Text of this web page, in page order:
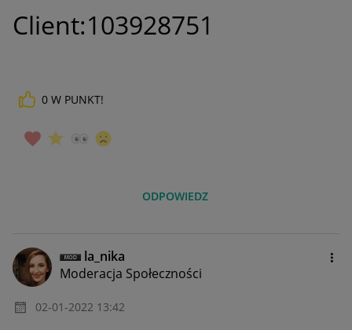
Client:103928751
0 W PUNKT!
ODPOWIEDZ
la_nika
Moderacja Społeczności
‎02-01-2022 13:42